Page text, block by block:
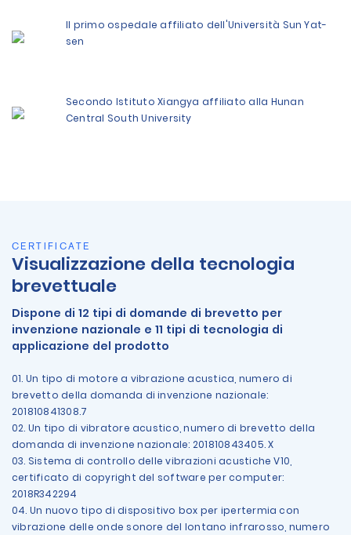
Il primo ospedale affiliato dell'Università Sun Yat-
sen
Secondo Istituto Xiangya affiliato alla Hunan
Central South University
CERTIFICATE
Visualizzazione della tecnologia
brevettuale
Dispone di 12 tipi di domande di brevetto per
invenzione nazionale e 11 tipi di tecnologia di
applicazione del prodotto
01. Un tipo di motore a vibrazione acustica, numero di
brevetto della domanda di invenzione nazionale:
201810841308.7
02. Un tipo di vibratore acustico, numero di brevetto della
domanda di invenzione nazionale: 201810843405. X
03. Sistema di controllo delle vibrazioni acustiche V10,
certificato di copyright del software per computer:
2018R342294
04. Un nuovo tipo di dispositivo box per ipertermia con
vibrazione delle onde sonore del lontano infrarosso, numero